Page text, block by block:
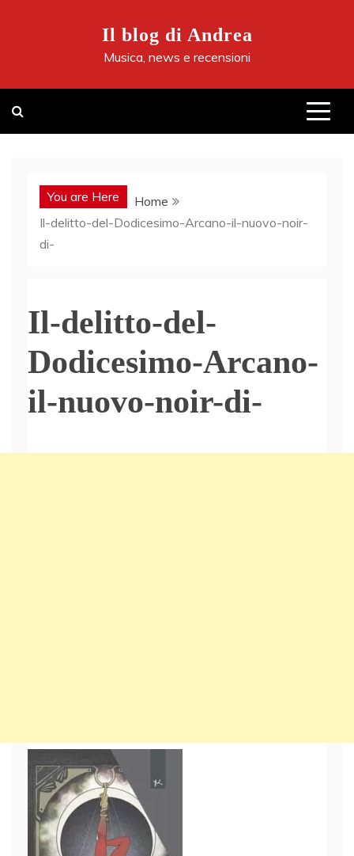
Il blog di Andrea
Musica, news e recensioni
You are Here
Home
Il-delitto-del-Dodicesimo-Arcano-il-nuovo-noir-
di-
Il-delitto-del-
Dodicesimo-Arcano-
il-nuovo-noir-di-